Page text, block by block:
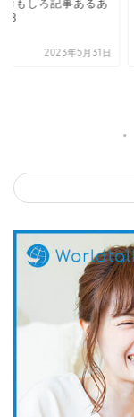
おもしろ記事あるあ
♪8
2023年5月31日